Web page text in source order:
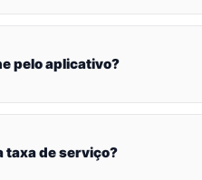
pelo aplicativo?
taxa de serviço?